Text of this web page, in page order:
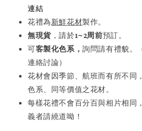
連結
花禮為新鮮花材製作。
無現貨，請於1~2周前預訂。
可客製化色系，詢問請有禮貌。
連絡討論）
花材會因季節、航班而有所不同
色系、同等價值之花材。
每樣花禮不會百分百與相片相同
義者請繞道呦！